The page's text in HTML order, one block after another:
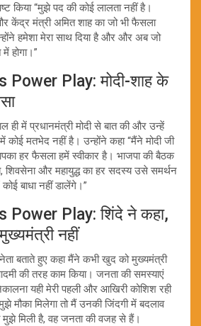
किया “मुझे पद की कोई लालता नहीं है।
केंद्र मंत्री अमित शाह का जो भी फैसला
हमेशा मेरा साथ दिया है और और अब जो
होगा।”
Power Play: मोदी-शाह के
ही में प्रधानमंत्री मोदी से बात की और उन्हें
में कोई मतभेद नहीं है। उन्होंने कहा “मैंने मोदी जी
हर फैसला हमें स्वीकार है। भाजपा की बैठक
शिवसेना और महायुद्ध का हर सदस्य उसे समर्थन
बाधा नहीं डालेंगे।”
Power Play: शिंदे ने कहा,
नहीं
बताते हुए कहा मैंने कभी खुद को मुख्यमंत्री
की तरह काम किया। जनता की समस्याएं
यही मेरी पहली और आखिरी कोशिश रही
मौका मिलेगा तो मैं उनकी जिंदगी में बदलाव
मिली है, वह जनता की वजह से हैं।